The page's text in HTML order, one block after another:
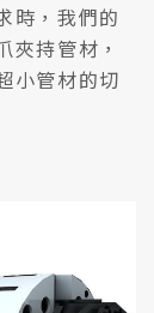
時，我們的
夾持管材，
小管材的切